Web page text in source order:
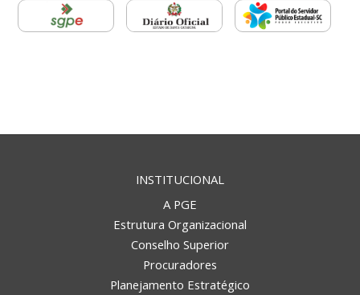
INSTITUCIONAL
A PGE
Estrutura Organizacional
Conselho Superior
Procuradores
Planejamento Estratégico